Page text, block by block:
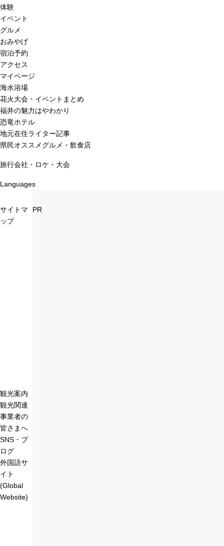
体験
イベント
グルメ
おみやげ
宿泊予約
アクセス
マイページ
海水浴場
花火大会・イベントまとめ
福井の魅力はやわかり
恐竜ホテル
地元在住ライター記事
県民オススメグルメ・飲食店
旅行会社・ロケ・大会
Languages
サイトマ
ップ
観光案内
観光関連
事業者の
皆さまへ
SNS・ブ
ログ
外国語サ
イト
(Global
Website)
PR